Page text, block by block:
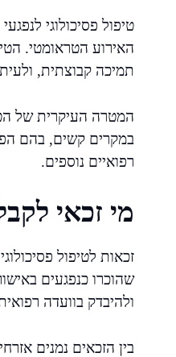
טיפול פסיכולוגי
תמיכה קבוצתית,
המטרה העיקרית של
במקרים קשים, בהם
רפואיים נוספים.
מי זכאי
זכאות לטיפול
שהוכרו כנפגעים
ולהיבדק בוועדה
בין הזכאים נמנים